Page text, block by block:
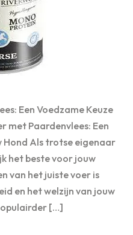
Een Voedzame Keuze
met Paardenvlees: Een
Hond Als trotse eigenaar
het beste voor jouw
van het juiste voer is
en het welzijn van jouw
[…]